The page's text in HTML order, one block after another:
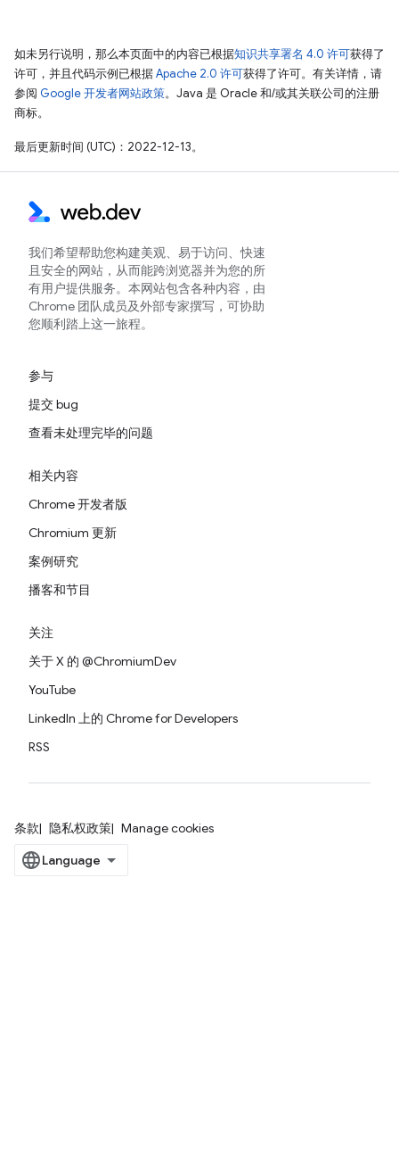
如未另行说明，那么本页面中的内容已根据知识共享署名 4.0 许可获得了
许可，并且代码示例已根据Apache 2.0 许可获得了许可。有关详情，请
参阅 Google 开发者网站政策。Java 是 Oracle 和/或其关联公司的注册
商标。
最后更新时间 (UTC)：2022-12-13。
我们希望帮助您构建美观、易于访问、快速
且安全的网站，从而能跨浏览器并为您的所
有用户提供服务。本网站包含各种内容，由
Chrome 团队成员及外部专家撰写，可协助
您顺利踏上这一旅程。
参与
提交 bug
查看未处理完毕的问题
相关内容
Chrome 开发者版
Chromium 更新
案例研究
播客和节目
关注
关于 X 的 @ChromiumDev
YouTube
LinkedIn 上的 Chrome for Developers
RSS
条款 隐私权政策 Manage cookies